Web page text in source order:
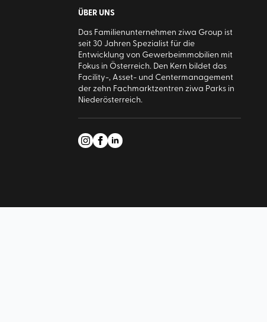
ÜBER UNS
Das Familienunternehmen ziwa Group ist
seit 30 Jahren Spezialist für die
Entwicklung von Gewerbeimmobilien mit
Fokus in Österreich. Den Kern bildet das
Facility-, Asset- und Centermanagement
der zehn Fachmarktzentren ziwa Parks in
Niederösterreich.